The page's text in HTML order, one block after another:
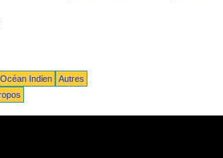
Océan Indien
Autres